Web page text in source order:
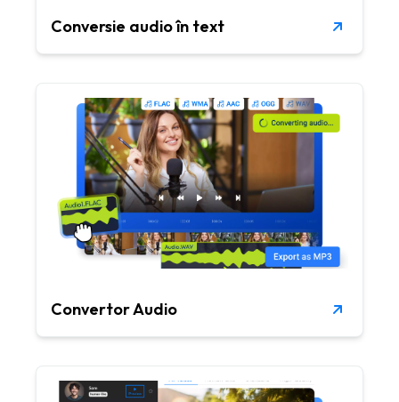
Conversie audio în text
Convertor Audio